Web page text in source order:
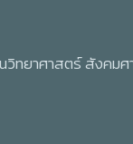
ยาศาสตร์ สังคมศ